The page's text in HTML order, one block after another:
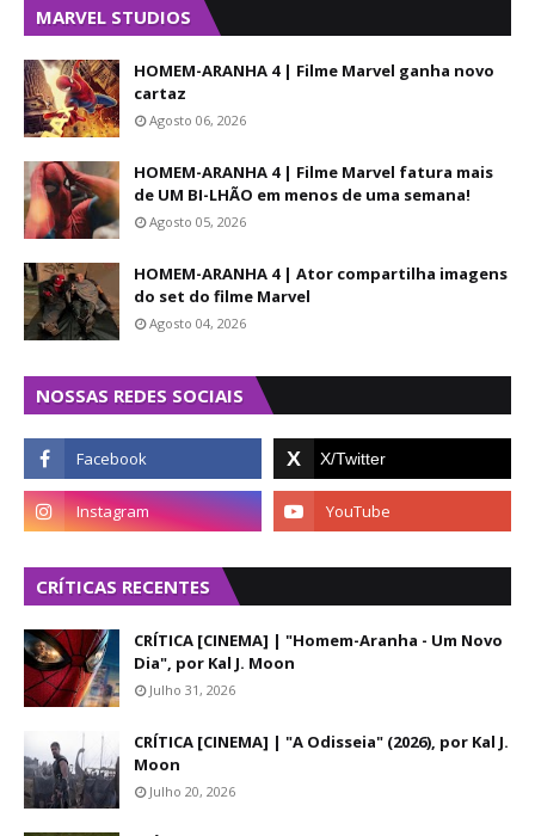
MARVEL STUDIOS
HOMEM-ARANHA 4 | Filme Marvel ganha novo
cartaz
Agosto 06, 2026
HOMEM-ARANHA 4 | Filme Marvel fatura mais
de UM BI-LHÃO em menos de uma semana!
Agosto 05, 2026
HOMEM-ARANHA 4 | Ator compartilha imagens
do set do filme Marvel
Agosto 04, 2026
NOSSAS REDES SOCIAIS
CRÍTICAS RECENTES
CRÍTICA [CINEMA] | "Homem-Aranha - Um Novo
Dia", por Kal J. Moon
Julho 31, 2026
CRÍTICA [CINEMA] | "A Odisseia" (2026), por Kal J.
Moon
Julho 20, 2026